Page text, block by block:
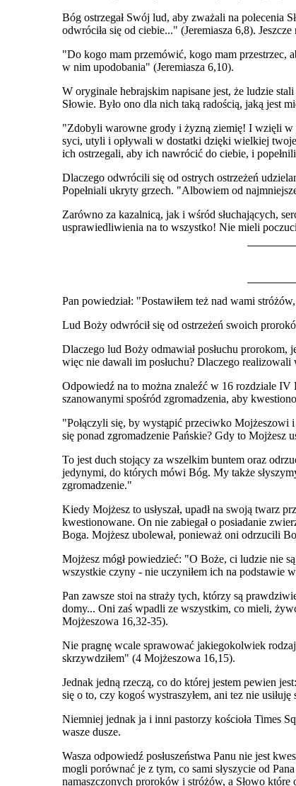
Bóg ostrzegał Swój lud, aby zważali na polecenia
odwróciła się od ciebie..." (Jeremiasza 6,8).
"Do kogo mam przemówić, kogo mam przestrzec,
w nim upodobania" (Jeremiasza 6,10).
W oryginale hebrajskim napisane jest, że ludzie
Słowie. Było ono dla nich taką radością, jaką jest
"Zdobyli warowne grody i żyzną ziemię! I wzięli w
syci, utyli i opływali w dostatki dzięki wielkiej
ich ostrzegali, aby ich nawrócić do ciebie, i
Dlaczego odwrócili się od ostrych ostrzeżeń
Popełniali ukryty grzech. "Albowiem od
Zarówno za kazalnicą, jak i wśród słuchających,
usprawiedliwienia na to wszystko! Nie mieli
Pan powiedział: "Postawiłem też nad wami
Lud Boży odwrócił się od ostrzeżeń swoich
Dlaczego lud Boży odmawiał posłuchu prorokom,
więc nie dawali im posłuchu? Dlaczego
Odpowiedź na to można znaleźć w 16 rozdziale
szanowanymi spośród zgromadzenia, aby
"Połączyli się, by wystąpić przeciwko
się ponad zgromadzenie Pańskie? Gdy to Mojżesz
To jest duch stojący za wszelkim buntem oraz
jedynymi, do których mówi Bóg. My także
zgromadzenie."
Kiedy Mojżesz to usłyszał, upadł na swoją twarz
kwestionowane. On nie zabiegał o posiadanie
Boga. Mojżesz ubolewał, ponieważ oni odrzucili
Mojżesz mógł powiedzieć: "O Boże, ci ludzie nie
wszystkie czyny - nie uczyniłem ich na podstawie
Pan zawsze stoi na straży tych, którzy są
domy... Oni zaś wpadli ze wszystkim, co mieli,
Mojżeszowa 16,32-35).
Nie pragnę wcale sprawować jakiegokolwiek
skrzywdziłem" (4 Mojżeszowa 16,15).
Jednak jedną rzeczą, co do której jestem pewien
się o to, czy kogoś wystraszyłem, ani tez nie
Niemniej jednak ja i inni pastorzy kościoła Times
wasze dusze.
Wasza odpowiedź posłuszeństwa Panu nie jest
mogli porównać je z tym, co sami słyszycie od
namaszczonych proroków i stróżów, a Słowo